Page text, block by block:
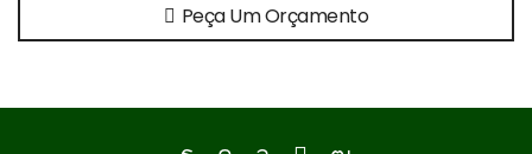
Peça Um Orçamento